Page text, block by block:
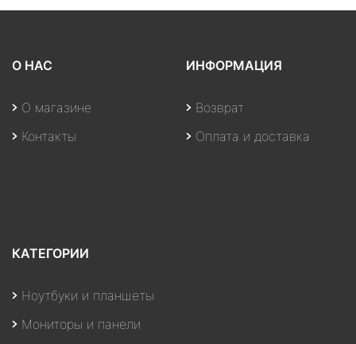
О НАС
О магазине
Контакты
ИНФОРМАЦИЯ
Возврат
Оплата и доставка
КАТЕГОРИИ
Ноутбуки и планшеты
Мониторы и панели